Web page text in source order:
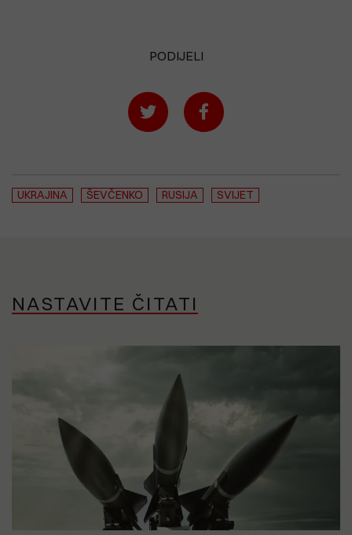
PODIJELI
UKRAJINA ŠEVČENKO RUSIJA SVIJET
NASTAVITE ČITATI